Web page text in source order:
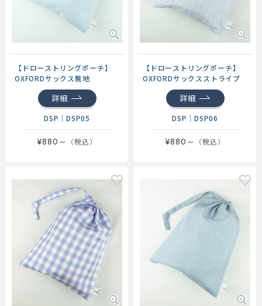
【ドローストリングポーチ】
OXFORDサックス無地
詳細
DSP ｜DSP05
¥880～
【ドローストリングポーチ】
OXFORDサックスストライプ
詳細
DSP ｜DSP06
¥880～